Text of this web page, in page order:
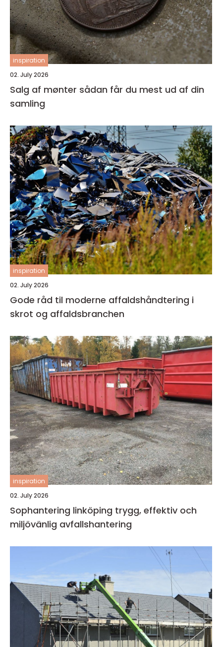
inspiration
02. July 2026
Salg af mønter sådan får du mest ud af din
samling
inspiration
02. July 2026
Gode råd til moderne affaldshåndtering i
skrot og affaldsbranchen
inspiration
02. July 2026
Sophantering linköping trygg, effektiv och
miljövänlig avfallshantering